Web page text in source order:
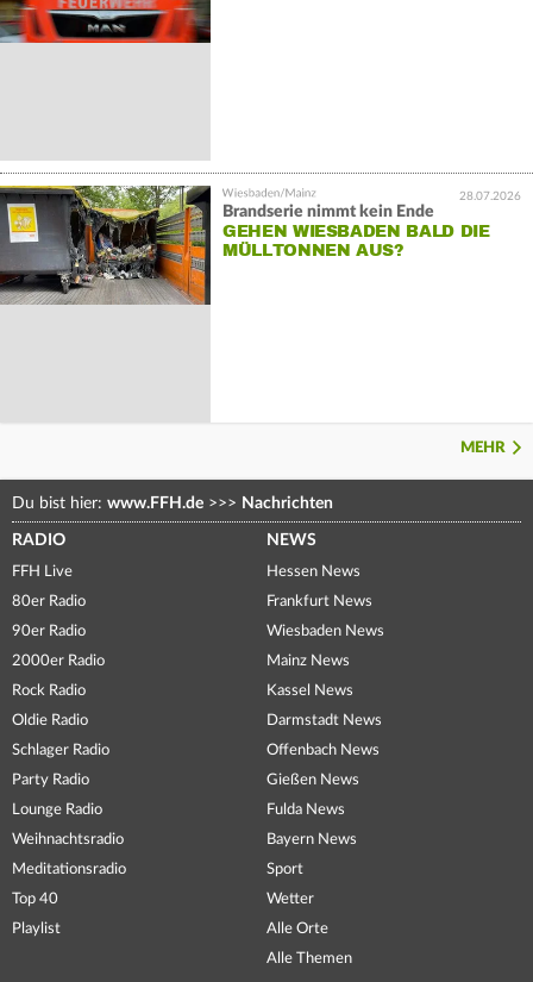
28.07.2026
Brandserie nimmt kein Ende
GEHEN WIESBADEN BALD DIE
MÜLLTONNEN AUS?
MEHR
Du bist hier: www.FFH.de >>> Nachrichten
RADIO
FFH Live
80er Radio
90er Radio
2000er Radio
Rock Radio
Oldie Radio
Schlager Radio
Party Radio
Lounge Radio
Weihnachtsradio
Meditationsradio
Top 40
Playlist
NEWS
Hessen News
Frankfurt News
Wiesbaden News
Mainz News
Kassel News
Darmstadt News
Offenbach News
Gießen News
Fulda News
Bayern News
Sport
Wetter
Alle Orte
Alle Themen